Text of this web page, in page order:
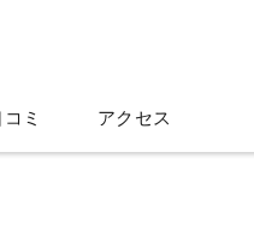
ミ アクセス